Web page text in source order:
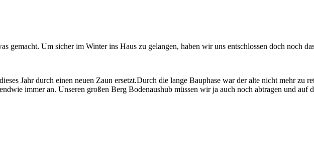
gemacht. Um sicher im Winter ins Haus zu gelangen, haben wir uns entschlossen doch noch
Jahr durch einen neuen Zaun ersetzt.Durch die lange Bauphase war der alte nicht mehr zu
immer an. Unseren großen Berg Bodenaushub müssen wir ja auch noch abtragen und auf